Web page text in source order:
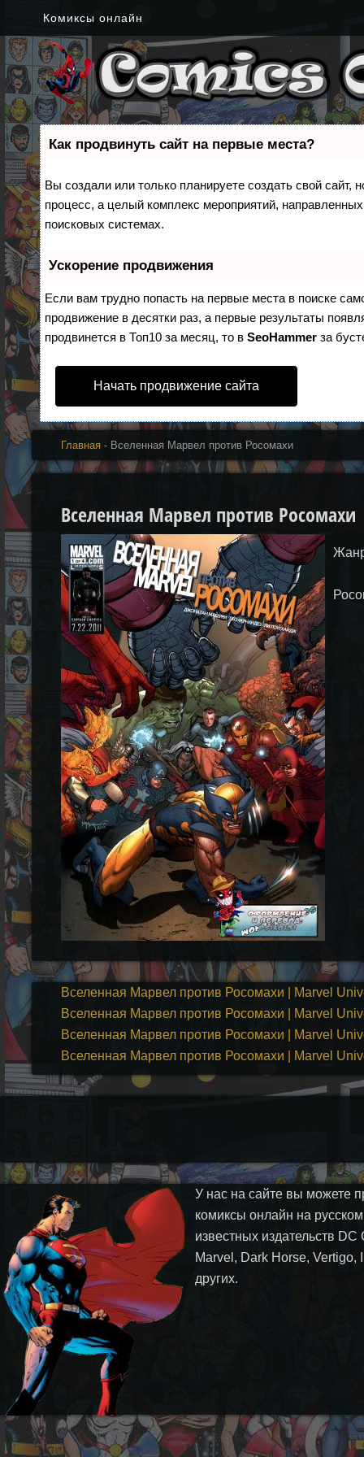
Комиксы онлайн
Как продвинуть сайт на первые места?
Вы создали или только планируете создать свой сайт,
процесс, а целый комплекс мероприятий,
поисковых системах.
Ускорение продвижения
Если вам трудно попасть на первые места в поиске
продвижение в десятки раз, а первые результаты
продвинется в Топ10 за месяц, то вSeoHammer за
Начать продвижение сайта
Главная - Вселенная Марвел против Росомахи
Вселенная Марвел против
Вселенная Марвел против Росомахи | Marvel
Вселенная Марвел против Росомахи | Marvel
Вселенная Марвел против Росомахи | Marvel
Вселенная Марвел против Росомахи | Marvel
У нас на сайте вы можете
комиксы онлайн на
известных издательств DC
Marvel, Dark Horse, Vertigo,
других.